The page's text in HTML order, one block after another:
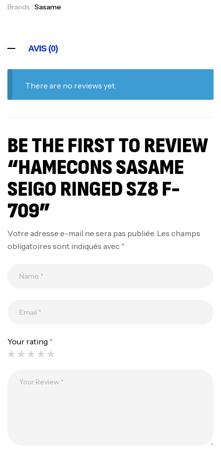
Brands : Sasame
AVIS (0)
There are no reviews yet.
BE THE FIRST TO REVIEW
“HAMECONS SASAME
SEIGO RINGED SZ8 F-
709”
Votre adresse e-mail ne sera pas publiée. Les champs
obligatoires sont indiqués avec *
Your rating *
Canne Jigging Sunset Massive Attack
1.83m 120/250gr 30kg
د.ت340,000